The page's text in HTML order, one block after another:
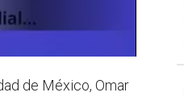
de México, Omar